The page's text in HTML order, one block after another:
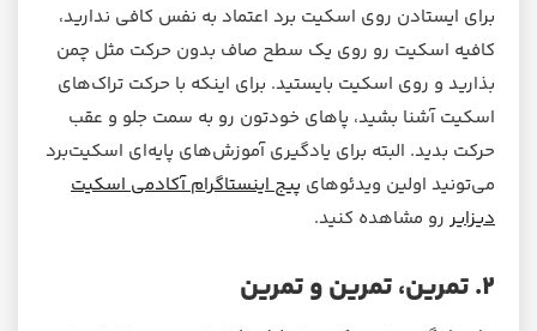
برای ایستادن روی اسکیت برد اعتماد به نفس کافی ندارید،
کافیه اسکیت رو روی یک سطح صاف بدون حرکت مثل چمن
بذارید و روی اسکیت بایستید. برای اینکه با حرکت تراک‌های
اسکیت آشنا بشید، پاهای خودتون رو به سمت جلو و عقب
حرکت بدید. البته برای یادگیری آموزش‌های پایه‌ای اسکیت‌برد
می‌تونید اولین ویدئوهای پیج اینستاگرام آکادمی اسکیت
دیزایر رو مشاهده کنید.
۲. تمرین، تمرین و تمرین